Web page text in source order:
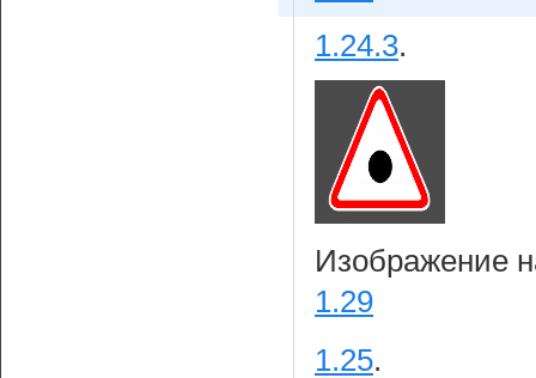
1.24.3.
Изображение
1.29
1.25.